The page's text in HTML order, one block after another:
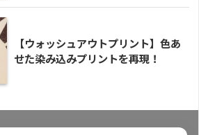
【ウォッシュアウトプリント】色あ
せた染み込みプリントを再現！